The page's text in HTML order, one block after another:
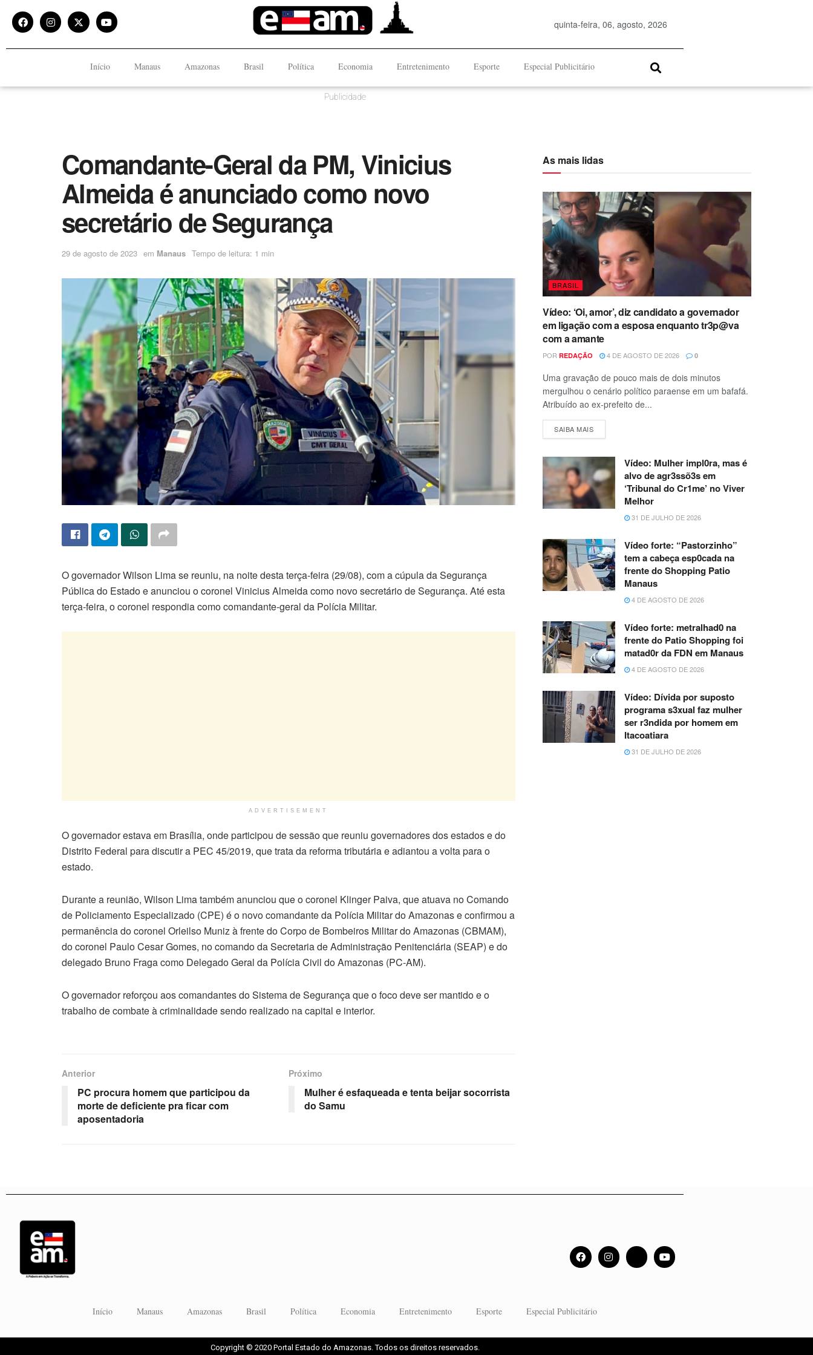
quinta-feira, 06, agosto, 2026
Início Manaus Amazonas Brasil Política Economia Entretenimento Esporte Especial Publicitário
Publicidade
Comandante-Geral da PM, Vinicius
Almeida é anunciado como novo
secretário de Segurança
29 de agosto de 2023 em Manaus Tempo de leitura: 1 min
O governador Wilson Lima se reuniu, na noite desta terça-feira (29/08), com a cúpula da Segurança
Pública do Estado e anunciou o coronel Vinicius Almeida como novo secretário de Segurança. Até esta
terça-feira, o coronel respondia como comandante-geral da Polícia Militar.
ADVERTISEMENT
O governador estava em Brasília, onde participou de sessão que reuniu governadores dos estados e do
Distrito Federal para discutir a PEC 45/2019, que trata da reforma tributária e adiantou a volta para o
estado.
Durante a reunião, Wilson Lima também anunciou que o coronel Klinger Paiva, que atuava no Comando
de Policiamento Especializado (CPE) é o novo comandante da Polícia Militar do Amazonas e confirmou a
permanência do coronel Orleilso Muniz à frente do Corpo de Bombeiros Militar do Amazonas (CBMAM),
do coronel Paulo Cesar Gomes, no comando da Secretaria de Administração Penitenciária (SEAP) e do
delegado Bruno Fraga como Delegado Geral da Polícia Civil do Amazonas (PC-AM).
O governador reforçou aos comandantes do Sistema de Segurança que o foco deve ser mantido e o
trabalho de combate à criminalidade sendo realizado na capital e interior.
Anterior
PC procura homem que participou da
morte de deficiente pra ficar com
aposentadoria
Próximo
Mulher é esfaqueada e tenta beijar socorrista
do Samu
As mais lidas
BRASIL
Vídeo: ‘Oi, amor’, diz candidato a governador
em ligação com a esposa enquanto tr3p@va
com a amante
POR REDAÇÃO 4 DE AGOSTO DE 2026 0
Uma gravação de pouco mais de dois minutos
mergulhou o cenário político paraense em um bafafá.
Atribuído ao ex-prefeito de...
SAIBA MAIS
Vídeo: Mulher impl0ra, mas é
alvo de agr3ssõ3s em
‘Tribunal do Cr1me’ no Viver
Melhor
31 DE JULHO DE 2026
Vídeo forte: “Pastorzinho”
tem a cabeça esp0cada na
frente do Shopping Patio
Manaus
4 DE AGOSTO DE 2026
Vídeo forte: metralhad0 na
frente do Patio Shopping foi
matad0r da FDN em Manaus
4 DE AGOSTO DE 2026
Vídeo: Dívida por suposto
programa s3xual faz mulher
ser r3ndida por homem em
Itacoatiara
31 DE JULHO DE 2026
Início Manaus Amazonas Brasil Política Economia Entretenimento Esporte Especial Publicitário
Copyright © 2020 Portal Estado do Amazonas. Todos os direitos reservados.